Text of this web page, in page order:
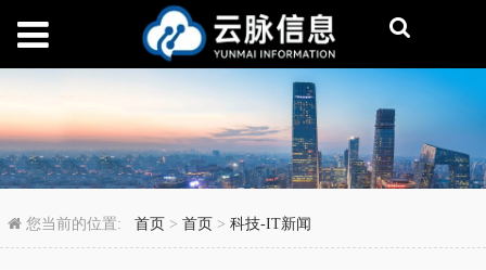
如何应对JavaScript
您当前的位置:首页 >首页 >科技-IT新闻